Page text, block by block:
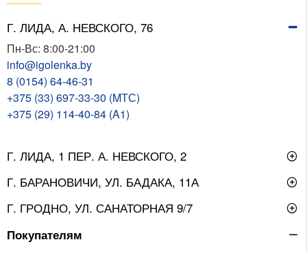
Г. ЛИДА, А. НЕВСКОГО, 76
Пн-Вс: 8:00-21:00
info@igolenka.by
8 (0154) 64-46-31
+375 (33) 697-33-30 (MТС)
+375 (29) 114-40-84 (A1)
Г. ЛИДА, 1 ПЕР. А. НЕВСКОГО, 2
Г. БАРАНОВИЧИ, УЛ. БАДАКА, 11А
Г. ГРОДНО, УЛ. САНАТОРНАЯ 9/7
Покупателям